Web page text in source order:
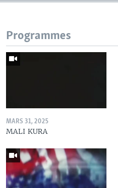
Programmes
MARS 31, 2025
MALI KURA